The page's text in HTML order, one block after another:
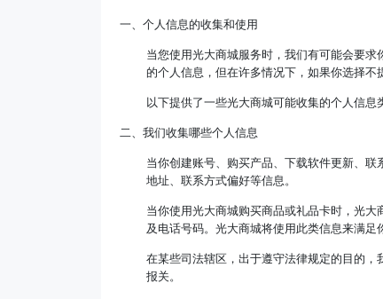
一、个人信息的收集和使用
当您使用光大商城服务时，我们有可能会要
的个人信息，但在许多情况下，如果你选择不
以下提供了一些光大商城可能收集的个人信息
二、我们收集哪些个人信息
当你创建账号、购买产品、下载软件更新、
地址、联系方式偏好等信息。
当你使用光大商城购买商品或礼品卡时，光
及电话号码。光大商城将使用此类信息来满足
在某些司法辖区，出于遵守法律规定的目的
报关。